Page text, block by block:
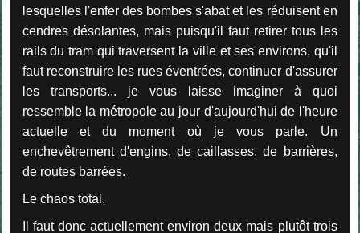
lesquelles l'enfer des bombes s'abat et les réduisent en
cendres désolantes, mais puisqu'il faut retirer tous les
rails du tram qui traversent la ville et ses environs, qu'il
faut reconstruire les rues éventrées, continuer d'assurer
les transports... je vous laisse imaginer à quoi
ressemble la métropole au jour d'aujourd'hui de l'heure
actuelle et du moment où je vous parle. Un
enchevêtrement d'engins, de caillasses, de barrières,
de routes barrées.
Le chaos total.
Il faut donc actuellement environ deux mais plutôt trois